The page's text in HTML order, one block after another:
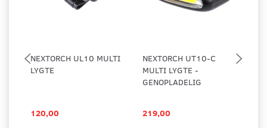
NEXTORCH UL10 MULTI
LYGTE
120,00
NEXTORCH UT10-C
MULTI LYGTE -
GENOPLADELIG
219,00